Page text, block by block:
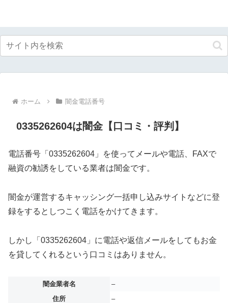
ホーム 闇金電話番号
0335262604は闇金【口コミ・評判】
電話番号「0335262604」を使ってメールや電話、FAXで
融資の勧誘をしている業者は闇金です。
闇金が運営するキャッシング一括申し込みサイトなどに登
録をするとしつこく電話をかけてきます。
しかし「0335262604」に電話や返信メールをしてもお金
を貸してくれるという口コミはありません。
闇金業者名
–
住所
–